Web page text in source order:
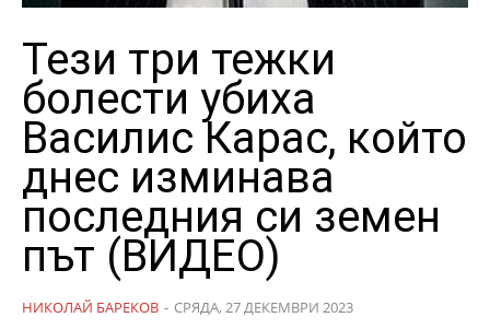
Тези три тежки
болести убиха
Василис Карас, който
днес изминава
последния си земен
път (ВИДЕО)
НИКОЛАЙ БАРЕКОВ - СРЯДА, 27 ДЕКЕМВРИ 2023